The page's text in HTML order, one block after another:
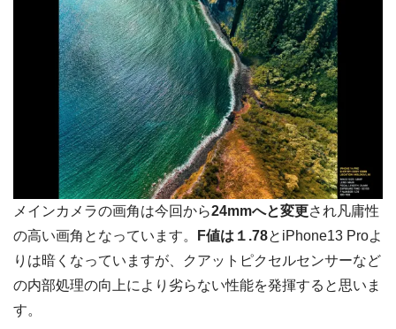
メインカメラの画角は今回から24mmへと変更され凡庸性
の高い画角となっています。
F値は１.78とiPhone13 Proよ
りは暗くなっていますが、クアットピクセルセンサーなど
の内部処理の向上により劣らない性能を発揮すると思いま
す。